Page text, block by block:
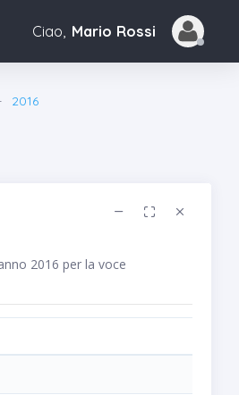
Ciao, Mario Rossi
2016
2016 per la voce